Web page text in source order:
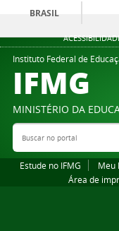
BRASIL
Instituto Federal de
IFMG
MINISTÉRIO DA
Buscar no portal
Estude no IFMG Meu
Área de